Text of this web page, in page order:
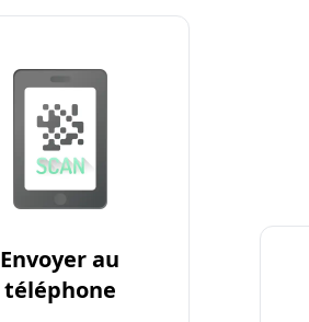
Envoyer au
téléphone